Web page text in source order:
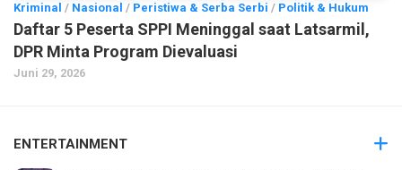
Kriminal / Nasional / Peristiwa & Serba Serbi / Politik & Hukum
Daftar 5 Peserta SPPI Meninggal saat Latsarmil,
DPR Minta Program Dievaluasi
Juni 29, 2026
ENTERTAINMENT